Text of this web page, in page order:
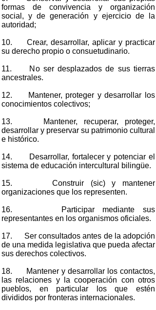
formas de convivencia y organización
social, y de generación y ejercicio de la
autoridad;
10. Crear, desarrollar, aplicar y practicar
su derecho propio o consuetudinario.
11. No ser desplazados de sus tierras
ancestrales.
12. Mantener, proteger y desarrollar los
conocimientos colectivos;
13. Mantener, recuperar, proteger,
desarrollar y preservar su patrimonio cultural
e histórico.
14. Desarrollar, fortalecer y potenciar el
sistema de educación intercultural bilingüe.
15. Construir (sic) y mantener
organizaciones que los representen.
16. Participar mediante sus
representantes en los organismos oficiales.
17. Ser consultados antes de la adopción
de una medida legislativa que pueda afectar
sus derechos colectivos.
18. Mantener y desarrollar los contactos,
las relaciones y la cooperación con otros
pueblos, en particular los que estén
divididos por fronteras internacionales.